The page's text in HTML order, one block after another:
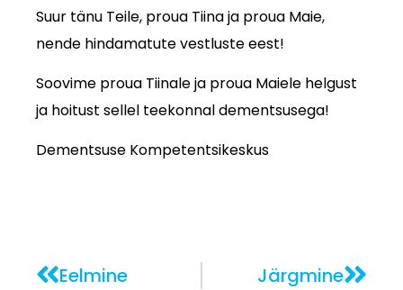
Suur tänu Teile, proua Tiina ja proua Maie,
nende hindamatute vestluste eest!
Soovime proua Tiinale ja proua Maiele helgust
ja hoitust sellel teekonnal dementsusega!
Dementsuse Kompetentsikeskus
Eelmine Järgmine